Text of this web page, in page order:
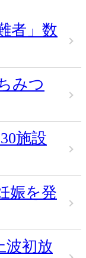
者」数
みつ
施設
娠を発
波初放